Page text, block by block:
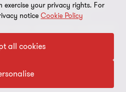
и подразумевают одну или
от контекста. Grant
независимо друг от друга и
друг друга. Grant
услуг клиентам.
your privacy rights. For
notice Cookie Policy
all cookies